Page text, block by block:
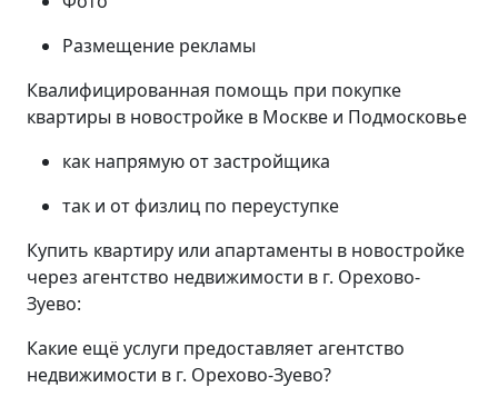
Размещение рекламы
Квалифицированная помощь при покупке
квартиры в новостройке в Москве и Подмосковье
как напрямую от застройщика
так и от физлиц по переуступке
Купить квартиру или апартаменты в новостройке
через агентство недвижимости в г. Орехово-
Зуево:
Какие ещё услуги предоставляет агентство
недвижимости в г. Орехово-Зуево?